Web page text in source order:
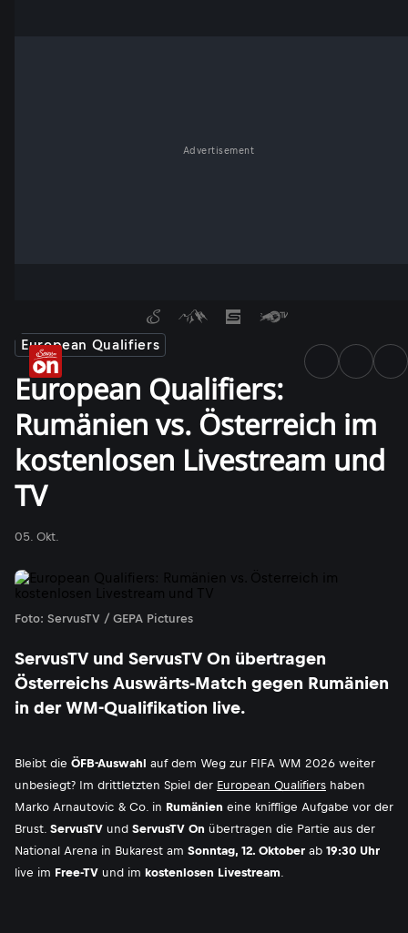
Advertisement
European Qualifiers
European Qualifiers:
Rumänien vs. Österreich im
kostenlosen Livestream und
TV
05. Okt.
Foto: ServusTV / GEPA Pictures
ServusTV und ServusTV On übertragen
Österreichs Auswärts-Match gegen Rumänien
in der WM-Qualifikation live.
Bleibt die ÖFB-Auswahl auf dem Weg zur FIFA WM 2026 weiter
unbesiegt? Im drittletzten Spiel der European Qualifiers haben
Marko Arnautovic & Co. in Rumänien eine knifflige Aufgabe vor der
Brust. ServusTV und ServusTV On übertragen die Partie aus der
National Arena in Bukarest am Sonntag, 12. Oktober ab 19:30 Uhr
live im Free-TV und im kostenlosen Livestream.